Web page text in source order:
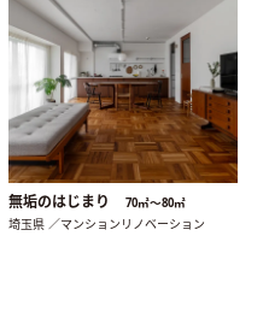
無垢のはじまり 70㎡〜80㎡
埼玉県 ／マンションリノベーション